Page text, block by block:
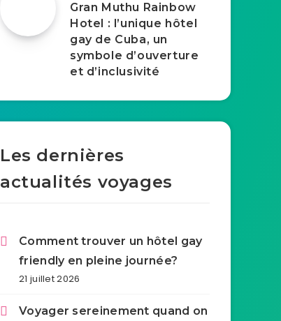
Gran Muthu Rainbow
Hotel : l’unique hôtel
gay de Cuba, un
symbole d’ouverture
et d’inclusivité
Les dernières
actualités voyages
Comment trouver un hôtel gay
friendly en pleine journée?
21 juillet 2026
Voyager sereinement quand on